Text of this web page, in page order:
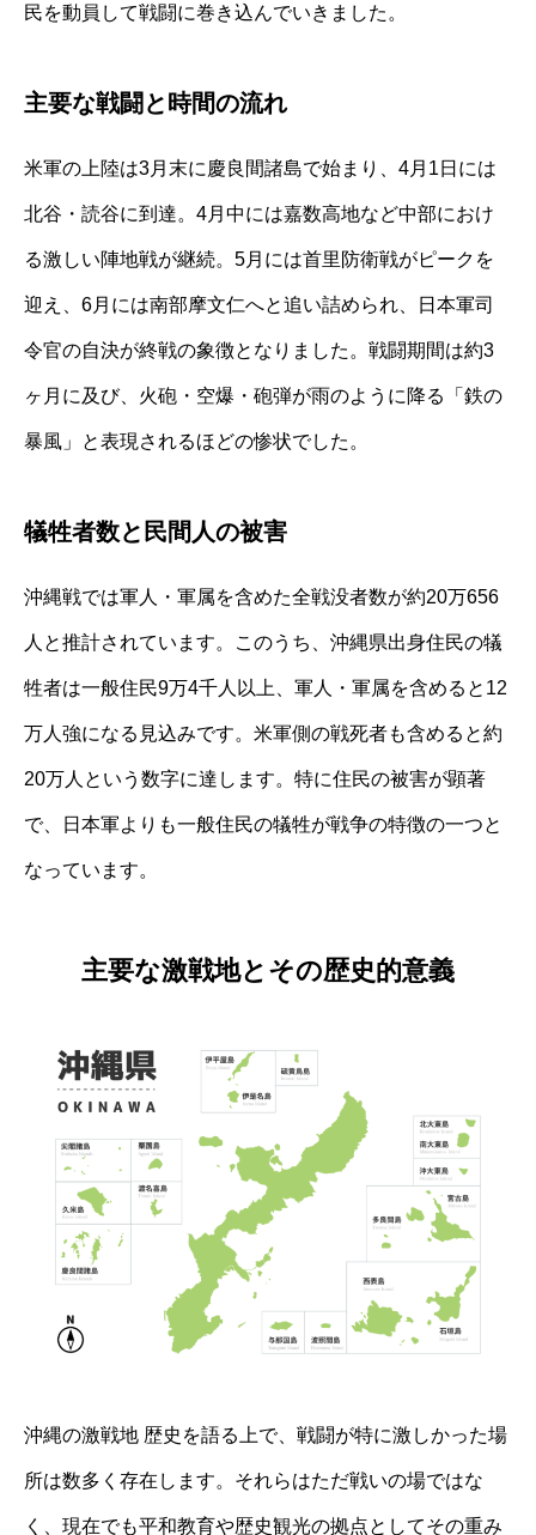
民を動員して戦闘に巻き込んでいきました。
主要な戦闘と時間の流れ
米軍の上陸は3月末に慶良間諸島で始まり、4月1日には
北谷・読谷に到達。4月中には嘉数高地など中部におけ
る激しい陣地戦が継続。5月には首里防衛戦がピークを
迎え、6月には南部摩文仁へと追い詰められ、日本軍司
令官の自決が終戦の象徴となりました。戦闘期間は約3
ヶ月に及び、火砲・空爆・砲弾が雨のように降る「鉄の
暴風」と表現されるほどの惨状でした。
犠牲者数と民間人の被害
沖縄戦では軍人・軍属を含めた全戦没者数が約20万656
人と推計されています。このうち、沖縄県出身住民の犠
牲者は一般住民9万4千人以上、軍人・軍属を含めると12
万人強になる見込みです。米軍側の戦死者も含めると約
20万人という数字に達します。特に住民の被害が顕著
で、日本軍よりも一般住民の犠牲が戦争の特徴の一つと
なっています。
主要な激戦地とその歴史的意義
沖縄の激戦地 歴史を語る上で、戦闘が特に激しかった場
所は数多く存在します。それらはただ戦いの場ではな
く、現在でも平和教育や歴史観光の拠点としてその重み